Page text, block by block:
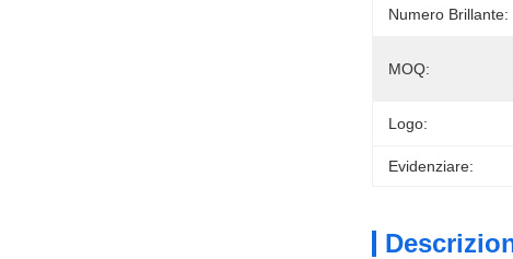
Numero Brillante:
MOQ:
Logo:
Evidenziare: